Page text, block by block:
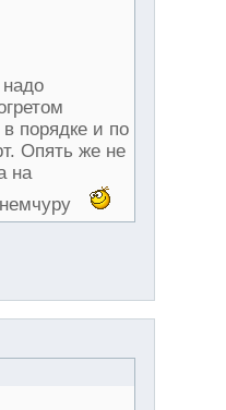
порядке и по
Опять же не
на